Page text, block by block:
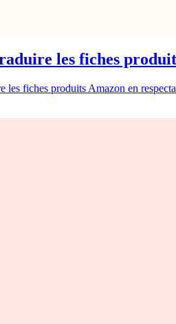
les fiches
les fiches produits Amazon en